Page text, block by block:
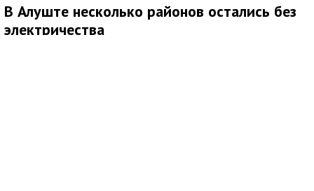
В Алуште несколько районов остались без
электричества